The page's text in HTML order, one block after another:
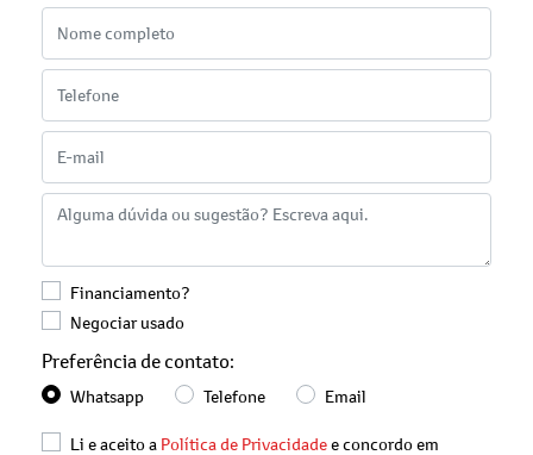
Financiamento?
Negociar usado
Preferência de contato:
Whatsapp Telefone Email
Li e aceito a Política de Privacidadee concordo em